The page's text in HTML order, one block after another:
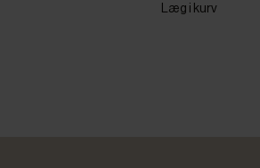
Læg i kurv